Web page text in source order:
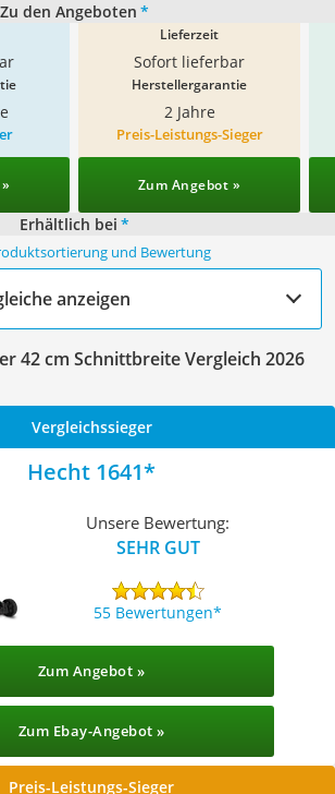
Zu den Angeboten *
Lieferzeit
Sofort lieferbar
Herstellergarantie
2 Jahre
Preis-Leistungs-Sieger
Zum Angebot »
Erhältlich bei *
und Bewertung
anzeigen
42 cm Schnittbreite Vergleich 2026
Vergleichssieger
Hecht 1641
Unsere Bewertung:
SEHR GUT
55 Bewertungen
Zum Angebot »
Zum Ebay-Angebot »
Preis-Leistungs-Sieger